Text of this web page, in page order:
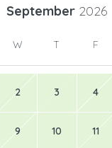
September 2026
W T F
2 3 4
9 10 11